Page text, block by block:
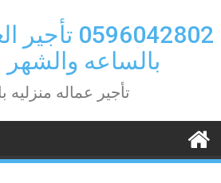
to
content
0596042802
بالساعه والشهر
تأجير عماله منزليه